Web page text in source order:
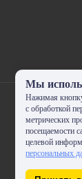
© 2010-2024 -
Мы
Нажимая
с обработкой
метрических
посещаемости
целевой
персональных